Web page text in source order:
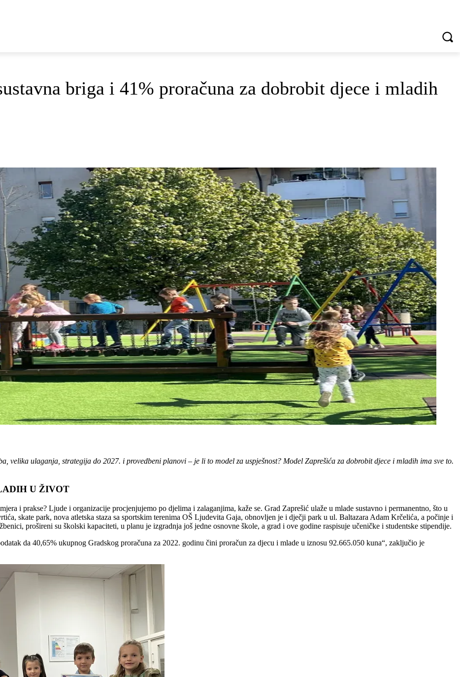
briga i 41% proračuna za dobrobit djece i mladih
velika ulaganja, strategija do 2027. i provedbeni planovi – je li to model za uspješnost? Model Zaprešića za dobrobit djece i mladih ima sve to.
U ŽIVOT
i prakse? Ljude i organizacije procjenjujemo po djelima i zalaganjima, kaže se. Grad Zaprešić ulaže u mlade sustavno i permanentno, što u
skate park, nova atletska staza sa sportskim terenima OŠ Ljudevita Gaja, obnovljen je i dječji park u ul. Baltazara Adam Krčelića, a počinje i
prošireni su školski kapaciteti, u planu je izgradnja još jedne osnovne škole, a grad i ove godine raspisuje učeničke i studentske stipendije.
da 40,65% ukupnog Gradskog proračuna za 2022. godinu čini proračun za djecu i mlade u iznosu 92.665.050 kuna“, zaključio je